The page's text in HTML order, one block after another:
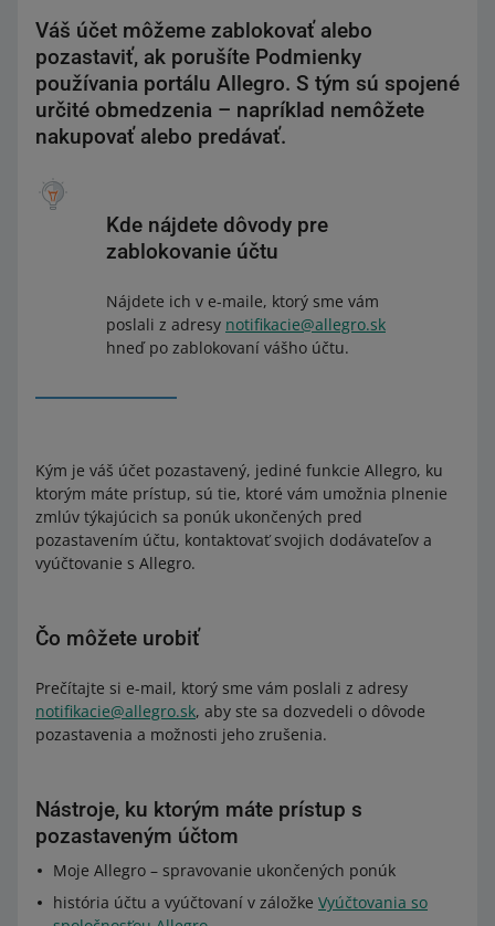
Váš účet môžeme zablokovať alebo
pozastaviť, ak porušíte Podmienky
používania portálu Allegro. S tým sú spojené
určité obmedzenia – napríklad nemôžete
nakupovať alebo predávať.
Kde nájdete dôvody pre
zablokovanie účtu
Nájdete ich v e-maile, ktorý sme vám
poslali z adresy notifikacie@allegro.sk
hneď po zablokovaní vášho účtu.
Kým je váš účet pozastavený, jediné funkcie Allegro, ku
ktorým máte prístup, sú tie, ktoré vám umožnia plnenie
zmlúv týkajúcich sa ponúk ukončených pred
pozastavením účtu, kontaktovať svojich dodávateľov a
vyúčtovanie s Allegro.
Čo môžete urobiť
Prečítajte si e-mail, ktorý sme vám poslali z adresy
notifikacie@allegro.sk, aby ste sa dozvedeli o dôvode
pozastavenia a možnosti jeho zrušenia.
Nástroje, ku ktorým máte prístup s
pozastaveným účtom
Moje Allegro – spravovanie ukončených ponúk
história účtu a vyúčtovaní v záložke Vyúčtovania so